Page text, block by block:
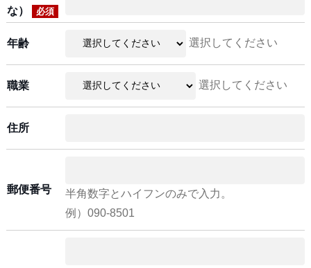
な）
必須
年齢 選択してください
職業 選択してください
住所
郵便番号
半角数字とハイフンのみで入力。
例）090-8501